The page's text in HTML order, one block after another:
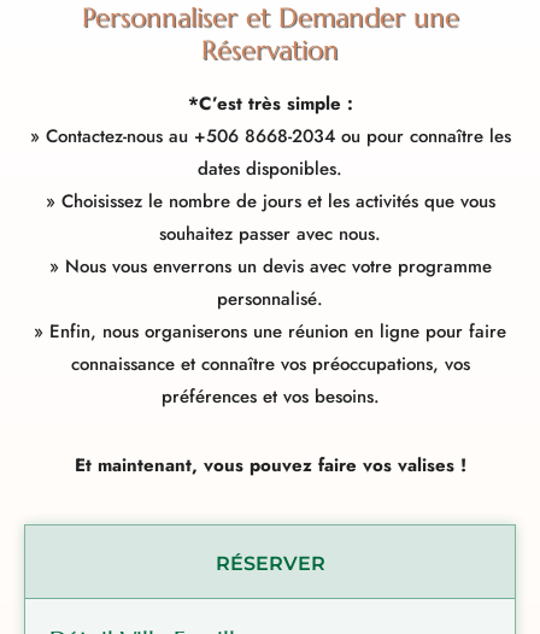
Personnaliser et Demander une
Réservation
*C’est très simple :
» Contactez-nousau +506 8668-2034 ou pour connaître les
dates disponibles.
» Choisissez le nombre de jours et les activités que vous
souhaitez passer avec nous.
» Nous vous enverrons un devis avec votre programme
personnalisé.
» Enfin, nous organiserons une réunion en ligne pour faire
connaissance et connaître vos préoccupations, vos
préférences et vos besoins.
Et maintenant, vous pouvez faire vos valises !
RÉSERVER